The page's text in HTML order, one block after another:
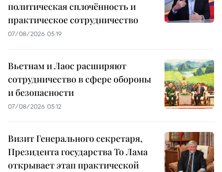
политическая сплочённость и
практическое сотрудничество
07/08/2026 05:19
Вьетнам и Лаос расширяют
сотрудничество в сфере обороны
и безопасности
07/08/2026 05:12
Визит Генерального секретаря,
Президента государства То Лама
открывает этап практической